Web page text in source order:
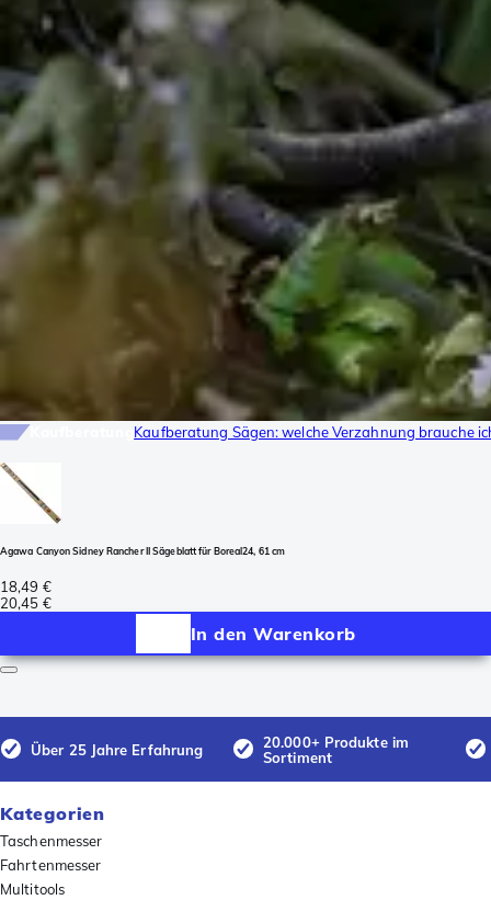
Kaufberatung Sägen: welche Verzahnung brauche
Agawa Canyon Sidney Rancher II Sägeblatt für Boreal24, 61 cm
18,49 €
20,45 €
In den Warenkorb
Über 25 Jahre Erfahrung
20.000+ Produkte im
Sortiment
Kategorien
Taschenmesser
Fahrtenmesser
Multitools